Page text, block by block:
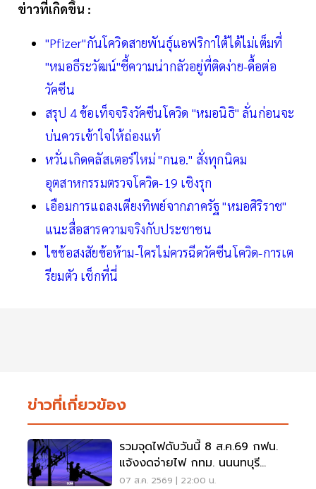
ข่าวที่เกิดขึ้น :
"Pfizer"กันโควิดสายพันธุ์แอฟริกาใต้ได้ไม่เต็มที่
"หมอธีระวัฒน์"ชี้ความน่ากลัวอยู่ที่ติดง่าย-ดื้อต่อ
วัคซีน
สรุป 4 ข้อเท็จจริงวัคซีนโควิด "หมอนิธิ" ลั่นก่อนจะ
บ่นควรเข้าใจให้ถ่องแท้
หวั่นเกิดคลัสเตอร์ใหม่ "กนอ." สั่งทุกนิคม
อุตสาหกรรมตรวจโควิด-19 เชิงรุก
เอือมการแถลงเตียงทิพย์จากภาครัฐ "หมอศิริราช"
แนะสื่อสารความจริงกับประชาชน
ไขข้อสงสัยข้อห้าม-ใครไม่ควรฉีดวัคซีนโควิด-การเต
รียมตัว เช็กที่นี่
ข่าวที่เกี่ยวข้อง
รวมจุดไฟดับวันนี้ 8 ส.ค.69 กฟน.
แจ้งงดจ่ายไฟ กทม. นนนทบุรี
สมุทรปราการ
07 ส.ค. 2569 | 22:00 น.